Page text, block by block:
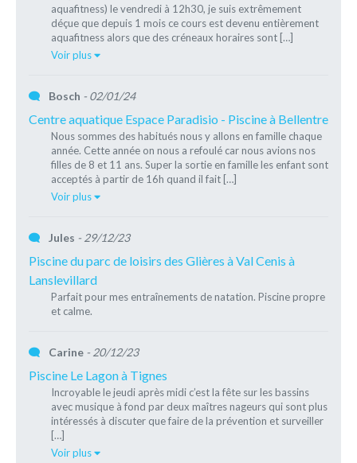
aquafitness) le vendredi à 12h30, je suis extrêmement
déçue que depuis 1 mois ce cours est devenu entièrement
aquafitness alors que des créneaux horaires sont […]
Voir plus
Bosch - 02/01/24
Centre aquatique Espace Paradisio - Piscine à Bellentre
Nous sommes des habitués nous y allons en famille chaque
année. Cette année on nous a refoulé car nous avions nos
filles de 8 et 11 ans. Super la sortie en famille les enfant sont
acceptés à partir de 16h quand il fait […]
Voir plus
Jules - 29/12/23
Piscine du parc de loisirs des Glières à Val Cenis à
Lanslevillard
Parfait pour mes entraînements de natation. Piscine propre
et calme.
Carine - 20/12/23
Piscine Le Lagon à Tignes
Incroyable le jeudi après midi c’est la fête sur les bassins
avec musique à fond par deux maîtres nageurs qui sont plus
intéressés à discuter que faire de la prévention et surveiller
[…]
Voir plus